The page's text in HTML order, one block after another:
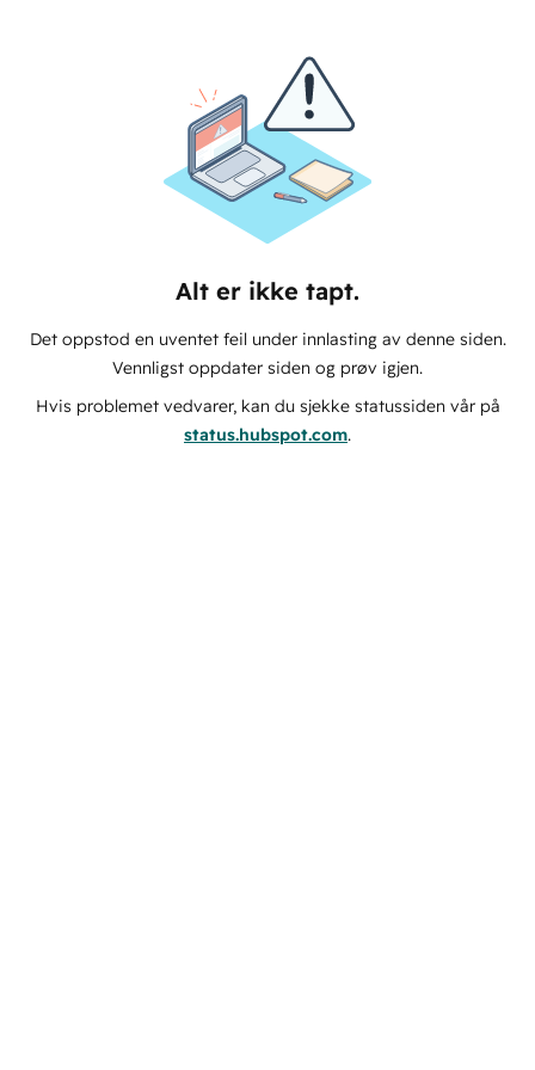
Alt er ikke tapt.
Det oppstod en uventet feil under innlasting av denne siden.
Vennligst oppdater siden og prøv igjen.
Hvis problemet vedvarer, kan du sjekke statussiden vår på
status.hubspot.com.